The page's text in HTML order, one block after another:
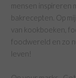
mensen inspireren
bakrecepten. Op
van kookboeken,
foodwereld en zo
leven!